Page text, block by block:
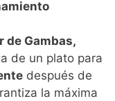
de Gambas,
de un plato para
después de
la máxima